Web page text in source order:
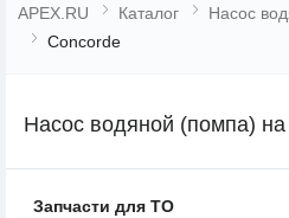
APEX.RU Каталог Насос
Concorde
Насос водяной (помпа)
Запчасти для ТО